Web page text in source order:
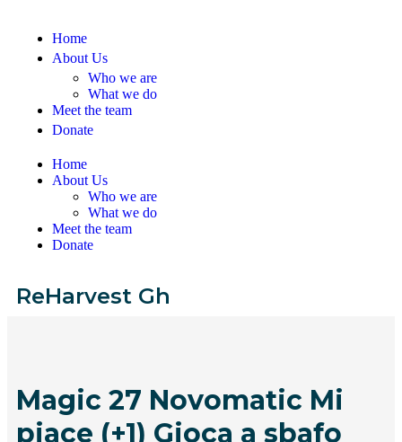
ReHarvest Gh
Home
About Us
Who we are
What we do
Meet the team
Donate
Home
About Us
Who we are
What we do
Meet the team
Donate
Magic 27 Novomatic Mi
piace (+1) Gioca a sbafo